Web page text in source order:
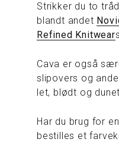
Strikker du to
blandt andet
Refined Knitwear
Cava er også
slipovers og
let, blødt og
Har du brug for
bestilles et